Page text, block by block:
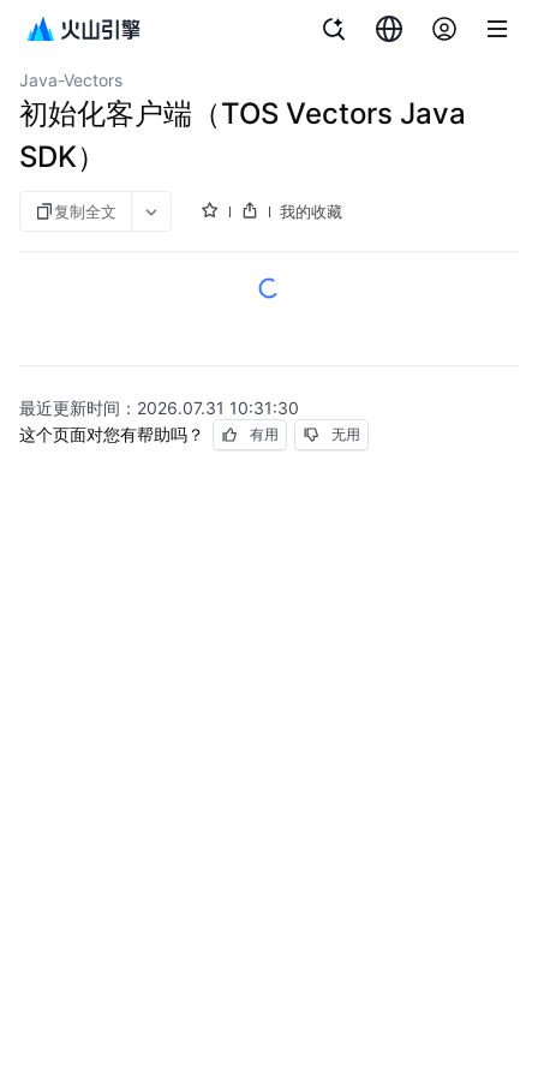
对象存储
Java-Vectors
初始化客户端（TOS Vectors Java
SDK）
复制全文 我的收藏
最近更新时间： 2026.07.31 10:31:30
这个页面对您有帮助吗？
有用 无用